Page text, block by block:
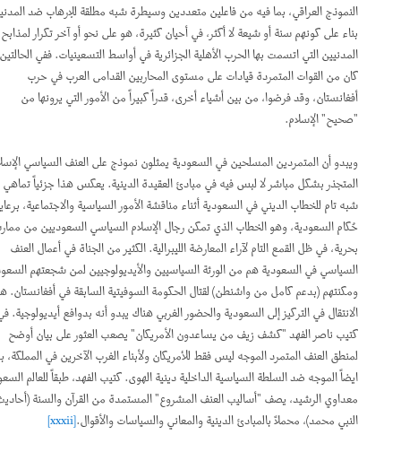
النموذج العراقي، بما فيه من فاعلين متعددين وسيطرة شبه مطلقة للإرهاب ضد المدنيين،
بناء على كونهم سنة أو شيعة لا أكثر، في أحيان كثيرة، هو على نحو أو آخر تكرار لمذابح
المدنيين التي اتسمت بها الحرب الأهلية الجزائرية في أواسط التسعينيات. ففي الحالتين
كان من القوات المتمردة قيادات على مستوى المحاربين القدامى العرب في حرب
أفغانستان، وقد فرضوا، من بين أشياء أخرى، قدراً كبيراً من الأمور التي يرونها من
"صحيح" الإسلام.
ويبدو أن المتمردين المسلحين في السعودية يمثلون نموذج على العنف السياسي الإسلامي
المتجذر بشكل مباشر لا لبس فيه في مبادئ العقيدة الدينية. يعكس هذا جزئياً تماهي
شبه تام للخطاب الديني في السعودية أثناء مناقشة الأمور السياسية والاجتماعية، برعاية
حُكام السعودية، وهو الخطاب الذي تمكن رجال الإسلام السياسي السعوديين من ممارسته
بحرية، في ظل القمع التام لآراء المعارضة الليبرالية. الكثير من الجناة في أعمال العنف
السياسي في السعودية هم من الورثة السياسيين والأيديولوجيين لمن شجعتهم السعودية
ومكنتهم (بدعم كامل من واشنطن) لقتال الحكومة السوفيتية السابقة في أفغانستان. هذا
الانتقال في التركيز إلى السعودية والحضور الغربي هناك يبدو أنه بدوافع أيديولوجية. في
كتيب ناصر الفهد "كشف زيف من يساعدون الأمريكان" يصعب العثور على بيان أوضح
لمنطق العنف المتمرد الموجه ليس فقط للأمريكان ولأبناء الغرب الآخرين في المملكة، بل
ايضاً الموجه ضد السلطة السياسية الداخلية دينية الهوى. كتيب الفهد، طبقاً للعالم السعودي
معداوي الرشيد، يصف "أساليب العنف المشروع" المستمدة من القرآن والسنة (أحاديث
النبي محمد)، محملاً بالمبادئ الدينية والمعاني والسياسات والأقوال.[xxxii]